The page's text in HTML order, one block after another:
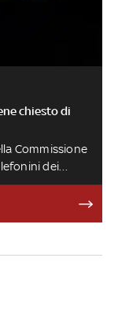
chiesto di
Commissione
dei
sicurezza